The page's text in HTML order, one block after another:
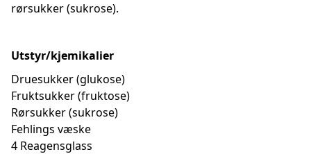
rørsukker (sukrose).
Utstyr/kjemikalier
Druesukker (glukose)
Fruktsukker (fruktose)
Rørsukker (sukrose)
Fehlings væske
4 Reagensglass